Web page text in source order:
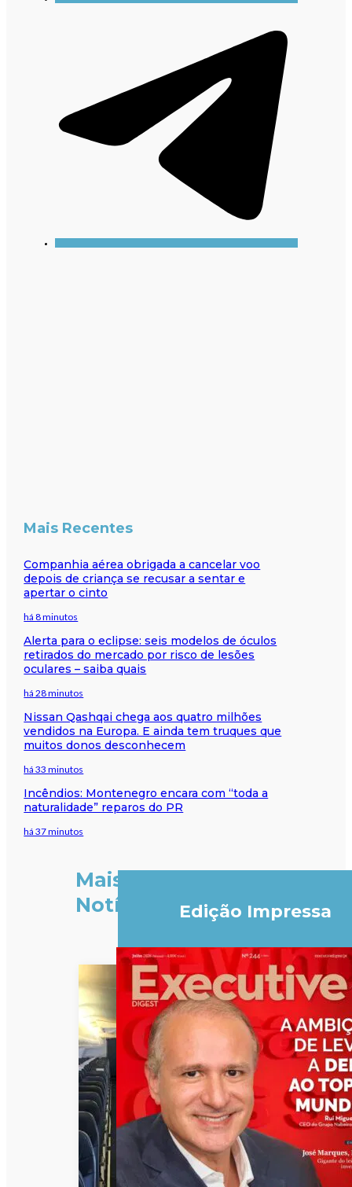
Mais Recentes
Companhia aérea obrigada a cancelar voo
depois de criança se recusar a sentar e
apertar o cinto
há 8 minutos
Alerta para o eclipse: seis modelos de óculos
retirados do mercado por risco de lesões
oculares – saiba quais
há 28 minutos
Nissan Qashqai chega aos quatro milhões
vendidos na Europa. E ainda tem truques que
muitos donos desconhecem
há 33 minutos
Incêndios: Montenegro encara com “toda a
naturalidade” reparos do PR
há 37 minutos
Mais
Notícias
Edição Impressa